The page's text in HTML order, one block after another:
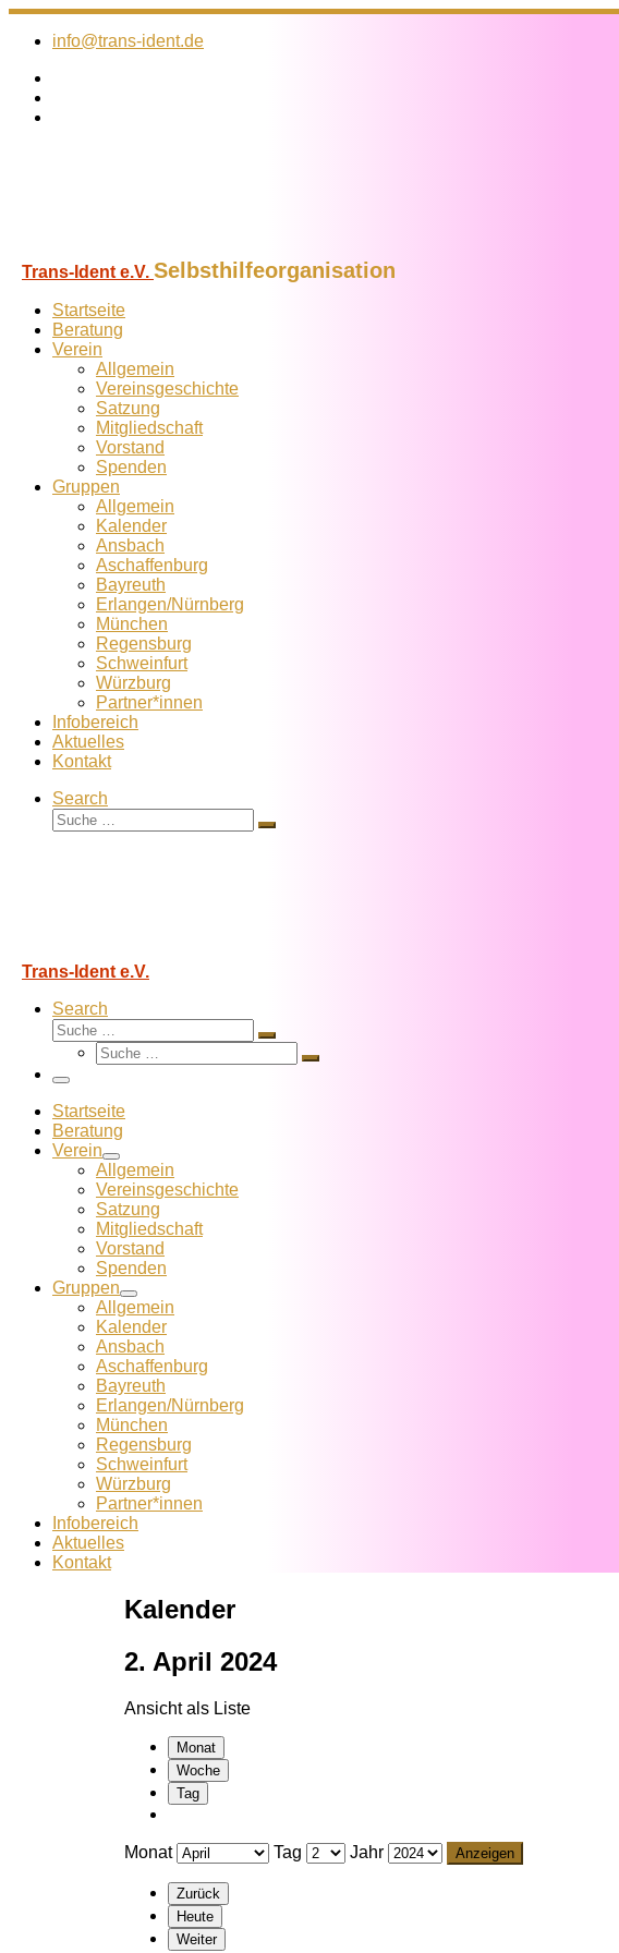
Zum
Inhalt
info@trans-ident.de
Trans-Ident e.V. Selbsthilfeorganisation
Startseite
Beratung
Verein
Allgemein
Vereins­geschichte
Satzung
Mitglied­schaft
Vorstand
Spenden
Gruppen
Allgemein
Kalender
Ansbach
Aschaffenburg
Bayreuth
Erlangen/Nürnberg
München
Regensburg
Schweinfurt
Würzburg
Partner*innen
Infobereich
Aktuelles
Kontakt
Search
Suche
Suche
Trans-Ident e.V.
Search
Suche
Suche
Suche
Suche
Menü
Startseite
Beratung
Verein
Allgemein
Vereins­geschichte
Satzung
Mitglied­schaft
Vorstand
Spenden
Gruppen
Allgemein
Kalender
Ansbach
Aschaffenburg
Bayreuth
Erlangen/Nürnberg
München
Regensburg
Schweinfurt
Würzburg
Partner*innen
Infobereich
Aktuelles
Kontakt
Kalender
2. April 2024
Ansicht als Liste
Monat
Woche
Tag
Monat Tag Jahr
Zurück
Heute
Weiter